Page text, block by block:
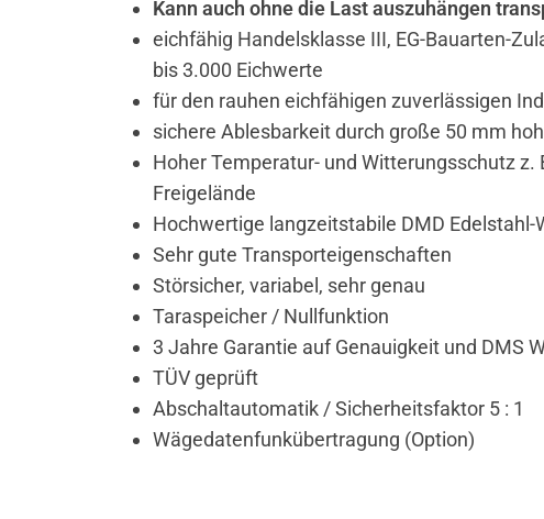
Kann auch ohne die Last auszuhängen
eichfähig Handelsklasse III, EG-Bauarten-
bis 3.000 Eichwerte
für den rauhen eichfähigen zuverlässigen
sichere Ablesbarkeit durch große 50 mm
Hoher Temperatur- und Witterungsschutz z.
Freigelände
Hochwertige langzeitstabile DMD Edelstahl-
Sehr gute Transporteigenschaften
Störsicher, variabel, sehr genau
Taraspeicher / Nullfunktion
3 Jahre Garantie auf Genauigkeit und DMS
TÜV geprüft
Abschaltautomatik / Sicherheitsfaktor 5 : 1
Wägedatenfunkübertragung (Option)